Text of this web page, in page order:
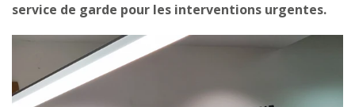
service de garde pour les interventions urgentes.